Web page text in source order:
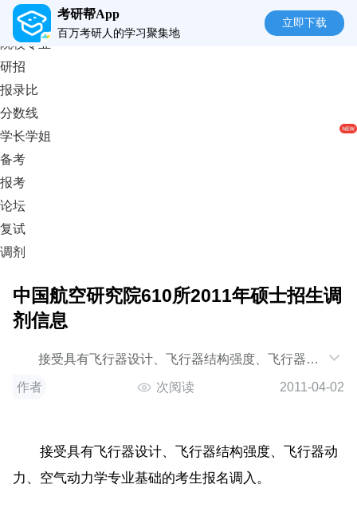
考研帮App
百万考研人的学习聚集地
立即下载
首页
院校专业
研招
报录比
分数线
学长学姐
备考
报考
论坛
复试
调剂
中国航空研究院610所2011年硕士招生调
剂信息
接受具有飞行器设计、飞行器结构强度、飞行器动
作者 次阅读 2011-04-02
接受具有飞行器设计、飞行器结构强度、飞行器动
力、空气动力学专业基础的考生报名调入。